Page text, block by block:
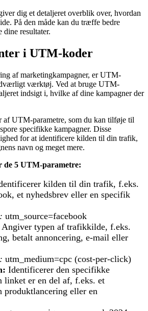
dig et detaljeret overblik over, hvordan
På den måde kan du træffe bedre
dine resultater.
i UTM-koder
af marketingkampagner, er UTM-
værktøj. Ved at bruge UTM-
indsigt i, hvilke af dine kampagner der
af UTM-parametre, som du kan tilføje til
specifikke kampagner. Disse
for at identificere kilden til din trafik,
navn og meget mere.
de 5 UTM-parametre:
kilden til din trafik, f.eks.
et nyhedsbrev eller en specifik
utm_source=facebook
Angiver typen af trafikkilde, f.eks.
betalt annoncering, e-mail eller
utm_medium=cpc (cost-per-click)
Identificerer den specifikke
linket er en del af, f.eks. et
produktlancering eller en